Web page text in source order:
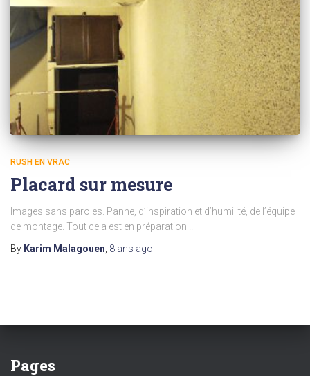
RUSH EN VRAC
Placard sur mesure
Images sans paroles. Panne, d’inspiration et d’humilité, de l’équipe
de montage. Tout cela est en préparation !!
By Karim Malagouen 8 ans ago
Pages